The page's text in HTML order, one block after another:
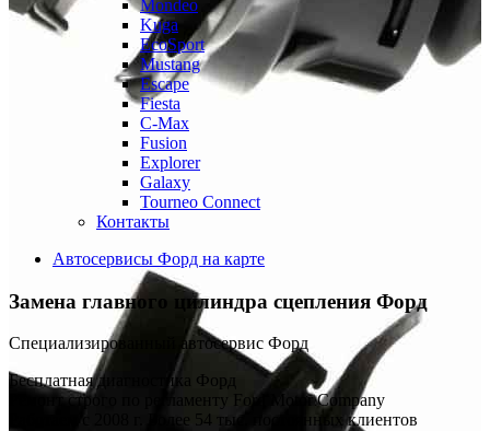
Mondeo
Kuga
EcoSport
Mustang
Escape
Fiesta
C-Max
Fusion
Explorer
Galaxy
Tourneo Connect
Контакты
Автосервисы Форд на карте
Замена главного цилиндра сцепления Форд
Специализированный автосервис Форд
Бесплатная диагностика Форд
Ремонт строго по регламенту Ford Motor Company
Работаем с 2008 г. Более 54 тыс. постоянных клиентов